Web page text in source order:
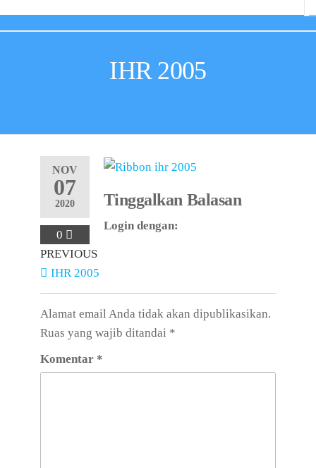
IHR 2005
NOV
07
2020
0
PREVIOUS
IHR 2005
Tinggalkan Balasan
Login dengan:
Alamat email Anda tidak akan dipublikasikan.
Ruas yang wajib ditandai *
Komentar *